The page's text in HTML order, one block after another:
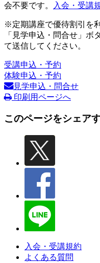
会不要です。
入会・受講
※定期講座で優待割引を
「見学申込・問合せ」ボ
て送信してください。
受講申込・予約
体験申込・予約
見学申込・問合せ
印刷用ページへ
このページをシェア
入会・受講規約
よくある質問